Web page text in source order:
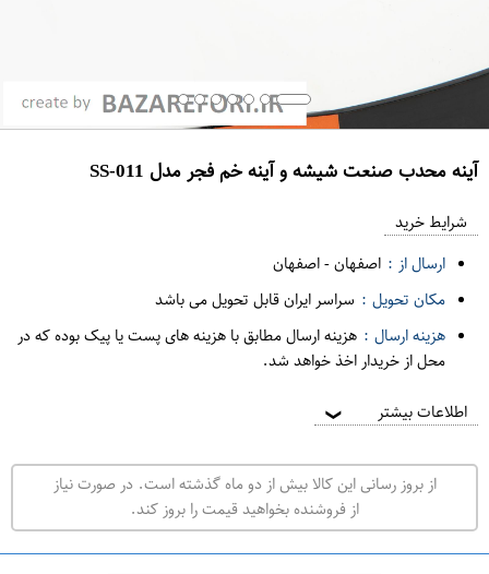
آینه محدب صنعت شیشه و آینه خم فجر مدل SS-011
ر
ت
ه
ر
ا
شرایط خرید
ارسال از : اصفهان-اصفهان
مکان تحویل : سراسر ایران قابل تحویل می باشد
هزینه ارسال : هزینه ارسال مطابق با هزینه های پست یا پیک بوده که در
محل از خریدار اخذ خواهد شد.
اطلاعات بیشتر ❯
از بروز رسانی این کالا بیش از دو ماه گذشته است. در صورت نیاز
از فروشنده بخواهید قیمت را بروز کند.